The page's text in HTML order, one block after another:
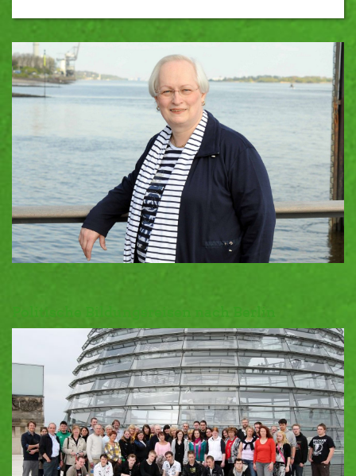
Politische Bildungsreisen nach Berlin